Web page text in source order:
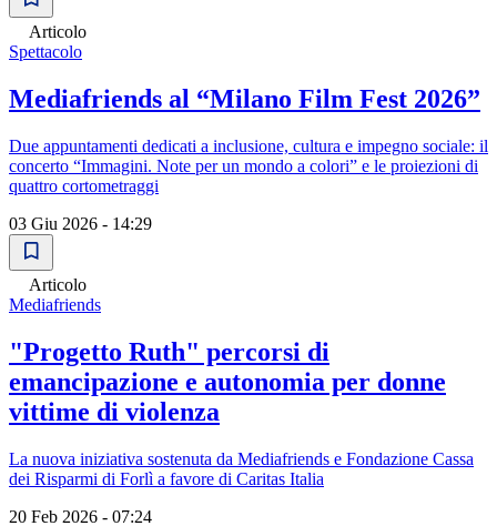
Articolo
Spettacolo
Mediafriends al “Milano Film Fest 2026”
Due appuntamenti dedicati a inclusione, cultura e impegno sociale: il
concerto “Immagini. Note per un mondo a colori” e le proiezioni di
quattro cortometraggi
03 Giu 2026 - 14:29
Articolo
Mediafriends
"Progetto Ruth" percorsi di
emancipazione e autonomia per donne
vittime di violenza
La nuova iniziativa sostenuta da Mediafriends e Fondazione Cassa
dei Risparmi di Forlì a favore di Caritas Italia
20 Feb 2026 - 07:24